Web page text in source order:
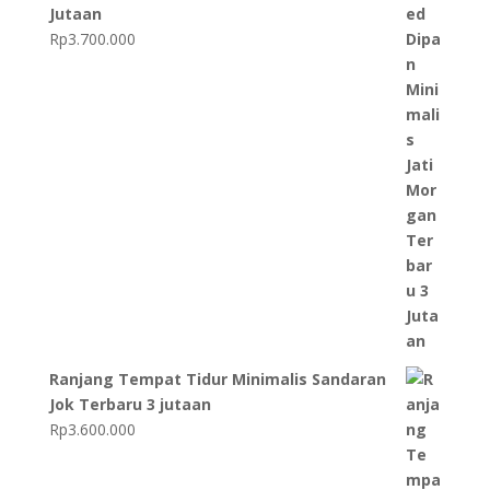
Jutaan
Rp3.700.000
Ranjang Tempat Tidur Minimalis Sandaran
Jok Terbaru 3 jutaan
Rp3.600.000